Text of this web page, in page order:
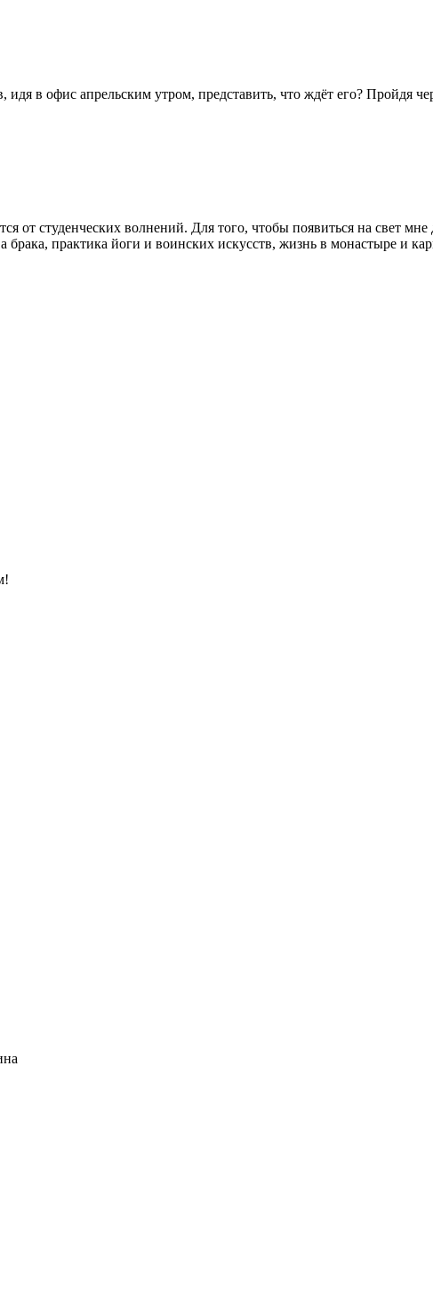
в офис апрельским утром, представить, что ждёт его? Пройдя
от студенческих волнений. Для того, чтобы появиться на свет
практика йоги и воинских искусств, жизнь в монастыре и